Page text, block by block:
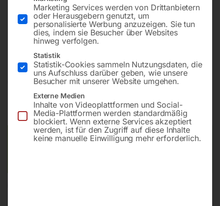
Tragfähigkeit 3000 kg
Min. Hubhöhe Klaue 40 mm
Min. Hubhöhe Kopf 735 mm
228,00
inkl. MwSt. zzgl. Versandkosten
Lieferzeit:ca. 2 - 3 Tage
Versandkosten Standard (Österreich): €40,00
Marketing Services werden von Drittanbietern
oder Herausgebern genutzt, um
personalisierte Werbung anzuzeigen. Sie tun
dies, indem sie Besucher über Websites
hinweg verfolgen.
Statistik
Statistik-Cookies sammeln Nutzungsdaten, die
uns Aufschluss darüber geben, wie unsere
Besucher mit unserer Website umgehen.
Externe Medien
Inhalte von Videoplattformen und Social-
Media-Plattformen werden standardmäßig
blockiert. Wenn externe Services akzeptiert
werden, ist für den Zugriff auf diese Inhalte
keine manuelle Einwilligung mehr erforderlich.